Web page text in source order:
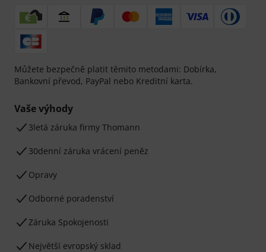
Můžete bezpečně platit těmito metodami: Dobírka,
Bankovní převod, PayPal nebo Kreditní karta.
Vaše výhody
3letá záruka firmy Thomann
30denní záruka vrácení peněz
Opravy
Odborné poradenství
Záruka Spokojenosti
Největší evropský sklad